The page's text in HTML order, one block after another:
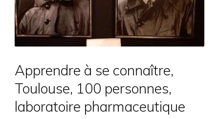
Apprendre à se connaître,
Toulouse, 100 personnes,
laboratoire pharmaceutique